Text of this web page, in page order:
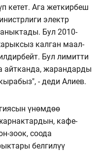
кетет. Ага жеткирбеш
электр
Бул 2010-
калган маал-
Бул лимитти
айтканда, жарандарды
- деди Алиев.
үнөмдөө
кафе-
зоок, соода
белгилүү